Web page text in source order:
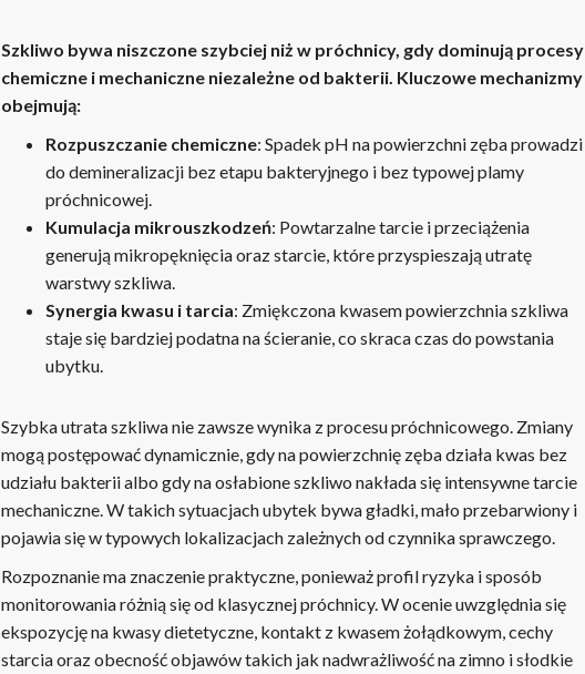
Szkliwo bywa niszczone szybciej niż w próchnicy, gdy dominują procesy
chemiczne i mechaniczne niezależne od bakterii. Kluczowe mechanizmy
obejmują:
Rozpuszczanie chemiczne: Spadek pH na powierzchni zęba prowadzi
do demineralizacji bez etapu bakteryjnego i bez typowej plamy
próchnicowej.
Kumulacja mikrouszkodzeń: Powtarzalne tarcie i przeciążenia
generują mikropęknięcia oraz starcie, które przyspieszają utratę
warstwy szkliwa.
Synergia kwasu i tarcia: Zmiękczona kwasem powierzchnia szkliwa
staje się bardziej podatna na ścieranie, co skraca czas do powstania
ubytku.
Szybka utrata szkliwa nie zawsze wynika z procesu próchnicowego. Zmiany
mogą postępować dynamicznie, gdy na powierzchnię zęba działa kwas bez
udziału bakterii albo gdy na osłabione szkliwo nakłada się intensywne tarcie
mechaniczne. W takich sytuacjach ubytek bywa gładki, mało przebarwiony i
pojawia się w typowych lokalizacjach zależnych od czynnika sprawczego.
Rozpoznanie ma znaczenie praktyczne, ponieważ profil ryzyka i sposób
monitorowania różnią się od klasycznej próchnicy. W ocenie uwzględnia się
ekspozycję na kwasy dietetyczne, kontakt z kwasem żołądkowym, cechy
starcia oraz obecność objawów takich jak nadwrażliwość na zimno i słodkie